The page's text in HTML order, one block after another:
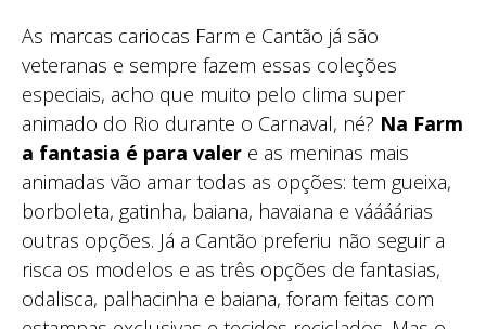
As marcas cariocas Farm e Cantão já são
veteranas e sempre fazem essas coleções
especiais, acho que muito pelo clima super
animado do Rio durante o Carnaval, né? Na Farm
a fantasia é para valer e as meninas mais
animadas vão amar todas as opções: tem gueixa,
borboleta, gatinha, baiana, havaiana e váááárias
outras opções. Já a Cantão preferiu não seguir a
risca os modelos e as três opções de fantasias,
odalisca, palhacinha e baiana, foram feitas com